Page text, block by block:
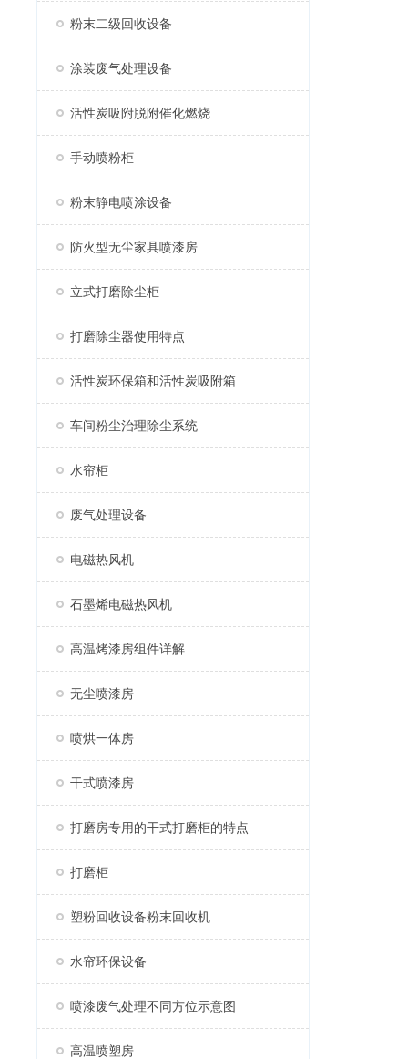
粉末二级回收设备
涂装废气处理设备
活性炭吸附脱附催化燃烧
手动喷粉柜
粉末静电喷涂设备
防火型无尘家具喷漆房
立式打磨除尘柜
打磨除尘器使用特点
活性炭环保箱和活性炭吸附箱
车间粉尘治理除尘系统
水帘柜
废气处理设备
电磁热风机
石墨烯电磁热风机
高温烤漆房组件详解
无尘喷漆房
喷烘一体房
干式喷漆房
打磨房专用的干式打磨柜的特点
打磨柜
塑粉回收设备粉末回收机
水帘环保设备
喷漆废气处理不同方位示意图
高温喷塑房